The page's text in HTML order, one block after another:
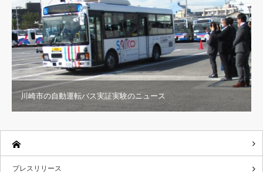
川崎市の自動運転バス実証実験のニュース
プレスリリース